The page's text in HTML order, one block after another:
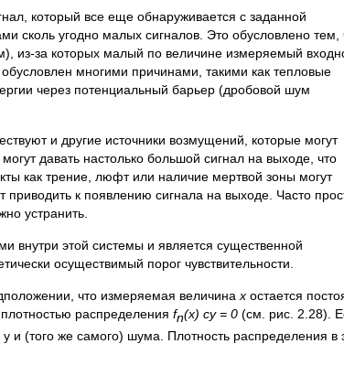
который все еще обнаруживается с заданной
сколь угодно малых сигналов. Это обусловлено тем,
из-за которых малый по величине измеряемый
многими причинами, такими как тепловые
через потенциальный барьер (дробовой шум
и другие источники возмущений, которые могут
давать настолько большой сигнал на выходе, что
как трение, люфт или наличие мертвой зоны могут
приводить к появлению сигнала на выходе. Часто
устранить.
внутри этой системы и является существенной
осуществимый порог чувствительности.
что измеряемая величина х остается
распределения fn(x) су = 0 (см. рис. 2.28).
и (того же самого) шума. Плотность распределения в